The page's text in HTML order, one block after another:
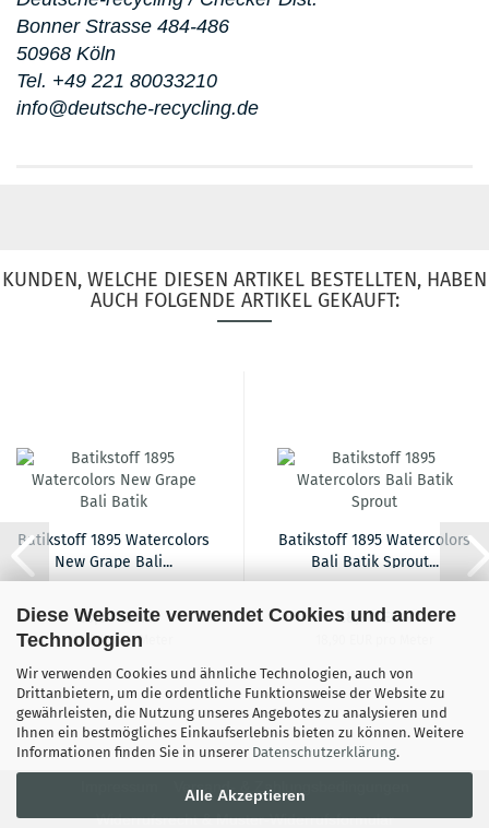
Diese Webseite verwendet Cookies und andere
Technologien
Wir verwenden Cookies und ähnliche Technologien, auch von
Drittanbietern, um die ordentliche Funktionsweise der Website zu
gewährleisten, die Nutzung unseres Angebotes zu analysieren und
Ihnen ein bestmögliches Einkaufserlebnis bieten zu können. Weitere
Informationen finden Sie in unserer Datenschutzerklärung.
Alle Akzeptieren
Bonner Strasse 484-486
50968 Köln
Tel. +49 221 80033210
info@deutsche-recycling.de
KUNDEN, WELCHE DIESEN ARTIKEL BESTELLTEN, HABEN
AUCH FOLGENDE ARTIKEL GEKAUFT:
Batikstoff 1895 Watercolors
New Grape Bali...
18,90 EUR
18,90 EUR pro Meter
Batikstoff 1895 Watercolors
Bali Batik Sprout...
18,90 EUR
Versand- & Zahlungsbedingungen
Widerrufsrecht & Muster-Widerrufsformular